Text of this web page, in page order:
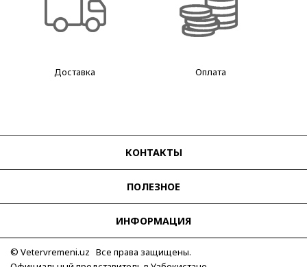
Доставка Оплата
КОНТАКТЫ
ПОЛЕЗНОЕ
ИНФОРМАЦИЯ
© Vetervremeni.uz Все права защищены.